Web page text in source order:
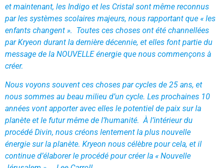
et maintenant, les Indigo et les Cristal sont même reconnus
par les systèmes scolaires majeurs, nous rapportant que « les
enfants changent ». Toutes ces choses ont été channellées
par Kryeon durant la dernière décennie, et elles font partie du
message de la NOUVELLE énergie que nous commençons à
créer.
Nous voyons souvent ces choses par cycles de 25 ans, et
nous sommes au beau milieu d’un cycle. Les prochaines 10
années vont apporter avec elles le potentiel de paix sur la
planète et le futur même de l’humanité. À l’intérieur du
procédé Divin, nous créons lentement la plus nouvelle
énergie sur la planète. Kryeon nous célèbre pour cela, et il
continue d’élaborer le procédé pour créer la « Nouvelle